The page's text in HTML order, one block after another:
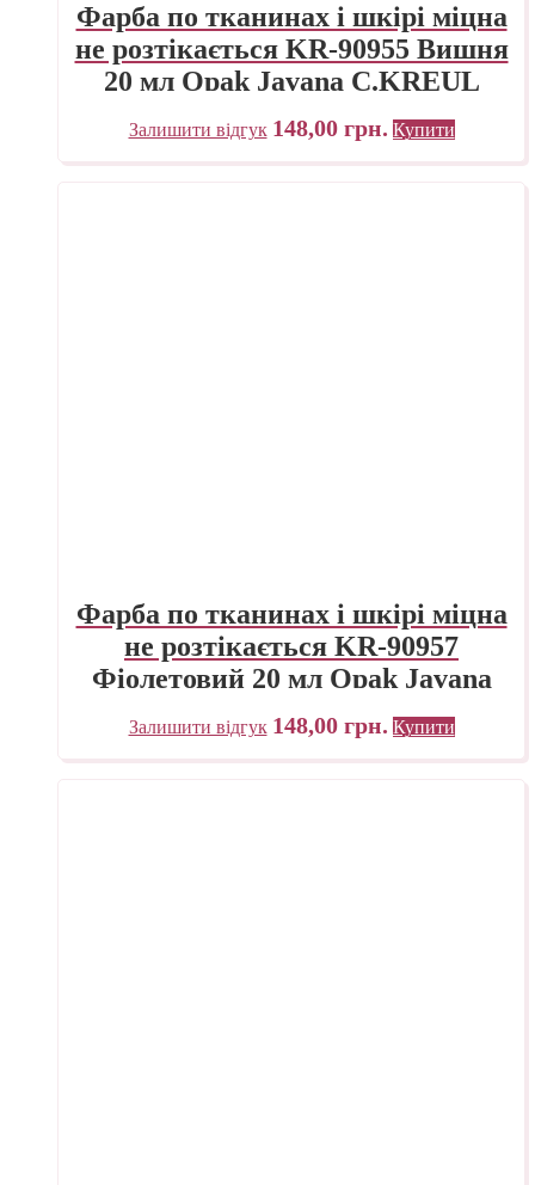
Фарба по тканинах і шкірі міцна
не розтікається KR-90955 Вишня
20 мл Opak Javana C.KREUL
Залишити відгук 148,00 грн. Купити
Фарба по тканинах і шкірі міцна
не розтікається KR-90957
Фіолетовий 20 мл Opak Javana
C.KREUL
Залишити відгук 148,00 грн. Купити